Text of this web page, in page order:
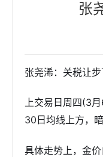
张
张尧浠：关税让
上交易日周四(3
30日均线上方，
具体走势上，金